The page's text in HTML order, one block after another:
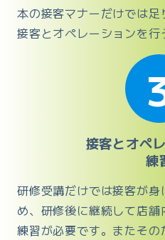
本の接客マナーだけでは
接客とオペレーションを行
接客とオペ
練
研修受講だけでは接客が
め、研修後に継続して店
練習が必要です。またそ